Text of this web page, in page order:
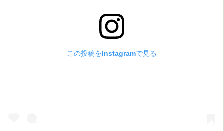
この投稿をInstagramで見る